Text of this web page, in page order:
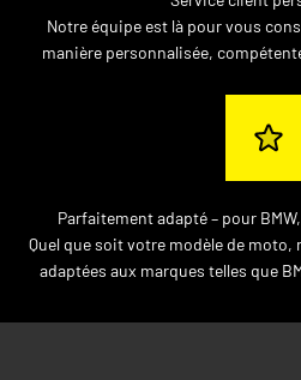
Notre équipe est là pour vous
manière personnalisée,
Parfaitement adapté – pour
Quel que soit votre modèle de
adaptées aux marques telles que